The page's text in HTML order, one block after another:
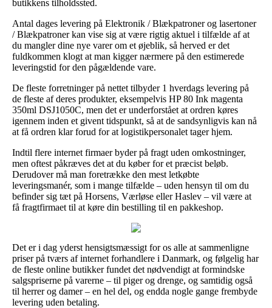
butikkens tilholdssted.
Antal dages levering på Elektronik / Blækpatroner og lasertoner
/ Blækpatroner kan vise sig at være rigtig aktuel i tilfælde af at
du mangler dine nye varer om et øjeblik, så herved er det
fuldkommen klogt at man kigger nærmere på den estimerede
leveringstid for den pågældende vare.
De fleste forretninger på nettet tilbyder 1 hverdags levering på
de fleste af deres produkter, eksempelvis HP 80 Ink magenta
350ml DSJ1050C, men det er underforstået at ordren køres
igennem inden et givent tidspunkt, så at de sandsynligvis kan nå
at få ordren klar forud for at logistikpersonalet tager hjem.
Indtil flere internet firmaer byder på fragt uden omkostninger,
men oftest påkræves det at du køber for et præcist beløb.
Derudover må man foretrække den mest letkøbte
leveringsmanér, som i mange tilfælde – uden hensyn til om du
befinder sig tæt på Horsens, Værløse eller Haslev – vil være at
få fragtfirmaet til at køre din bestilling til en pakkeshop.
Det er i dag yderst hensigtsmæssigt for os alle at sammenligne
priser på tværs af internet forhandlere i Danmark, og følgelig har
de fleste online butikker fundet det nødvendigt at formindske
salgspriserne på varerne – til piger og drenge, og samtidig også
til herrer og damer – en hel del, og endda nogle gange frembyde
levering uden betaling.